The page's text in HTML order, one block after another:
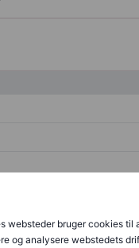
websteder bruger cookies
og analysere webstedets